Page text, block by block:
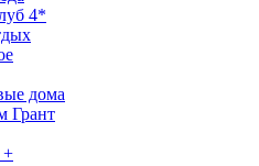
4*
дома
Грант
+